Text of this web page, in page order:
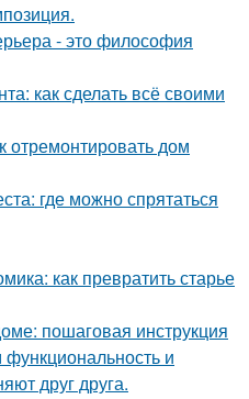
- это философия
как сделать всё своими
отремонтировать дом
где можно спрятаться
как превратить старье
пошаговая инструкция
и
друг друга.